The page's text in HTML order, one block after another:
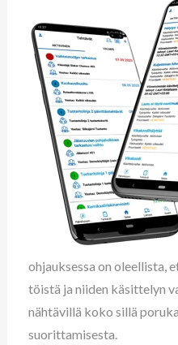
ohjauksessa on oleellista,
töistä ja niiden käsittelyn
nähtävillä koko sillä
suorittamisesta.